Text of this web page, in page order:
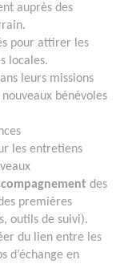
auprès des
pour attirer les
locales.
leurs missions
bénévoles
les entretiens
des
premières
outils de suivi).
du lien entre les
d’échange en